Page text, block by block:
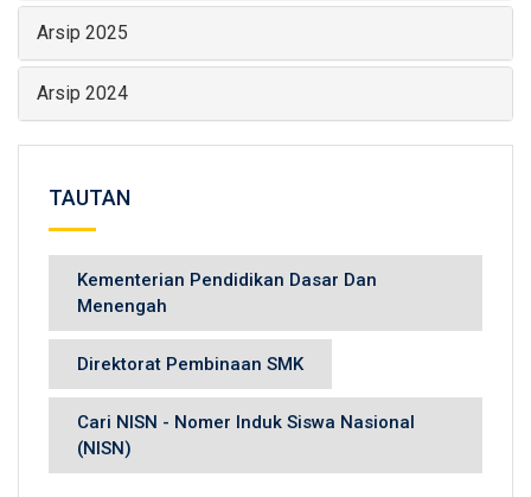
Arsip 2025
Arsip 2024
TAUTAN
Kementerian Pendidikan Dasar Dan
Menengah
Direktorat Pembinaan SMK
Cari NISN - Nomer Induk Siswa Nasional
(NISN)